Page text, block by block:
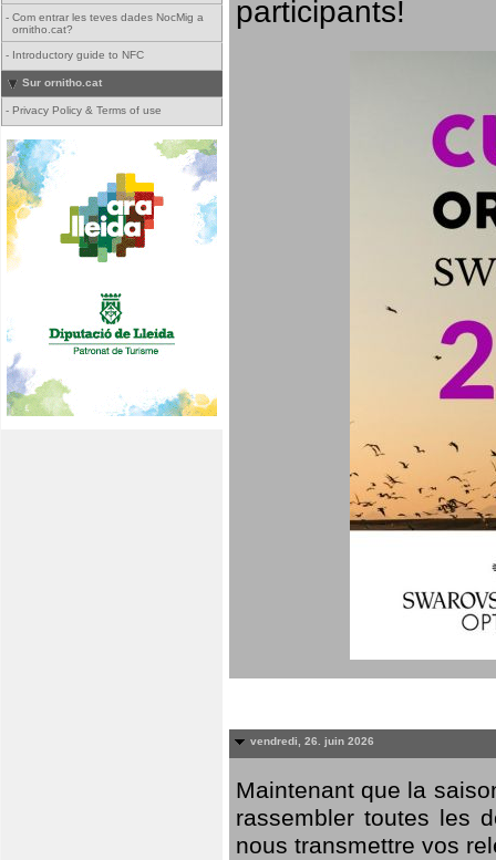
- Com entrar les teves dades NocMig a
ornitho.cat?
- Introductory guide to NFC
Sur ornitho.cat
- Privacy Policy & Terms of use
participants!
vendredi, 26. juin 2026
Maintenant que la
rassembler toutes les
nous transmettre vos